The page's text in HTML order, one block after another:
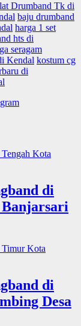
Drumband Tk di
baju drumband
harga 1 set
hts di
seragam
Kendal kostum cg
di
di
Banjarsari
di
Desa